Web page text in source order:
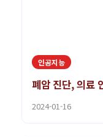
인공지능
폐암 진단, 의료
2024-01-16